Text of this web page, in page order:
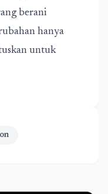
berani
hanya
untuk